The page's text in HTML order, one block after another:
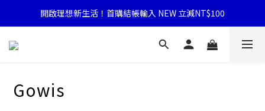
開啟理想新生活！首購結帳輸入 NEW 立減NT$100
Gowis